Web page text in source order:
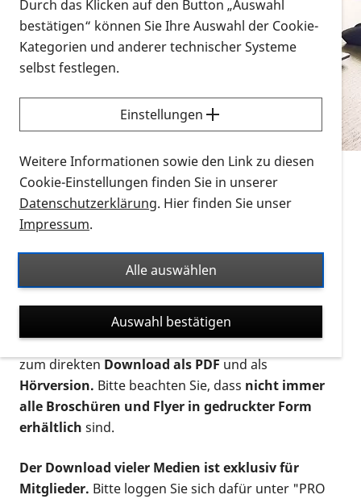
Vorlesen
Alle Infomaterialien in verschiedenen
Formaten an einem Ort
Sie möchten wissen, wie Sie nach Infonmaterial
suchen und dieses bestellen bzw. herunterladen
können? Schauen Sie sich dieErklärvideos zum
Thema Infomaterial auf der PRO RETINA-Website
für blinde und sehbehinderte Menschen an.
Auf dieser Seite finden Sie sämtliches Infomaterial
Ort. Nutzen Sie den Formatfilter, um ausschließlich
nach Flyern und Broschüren, Audios oder Videos zu
suchen. Die meisten Flyer und Broschüren werden in
verschiedenen Formaten angeboten: zur
postalischen Bestellung als gedruckte Variante
zum direktenDownload als PDFund als
Hörversion. Bitte beachten Sie, dass nicht immer
alle Broschüren und Flyer in gedruckter Form
erhältlich sind.
Der Download vieler Medien ist exklusiv für
Mitglieder. Bitte loggen Sie sich dafür unter "PRO
Durch das Klicken auf den Button „Auswahl
bestätigen“ können Sie Ihre Auswahl der Cookie-
Kategorien und anderer technischer Systeme
selbst festlegen.
Einstellungen
Weitere Informationen sowie den Link zu diesen
Cookie-Einstellungen finden Sie in unserer
Datenschutzerklärung. Hier finden Sie unser
Impressum.
Alle auswählen
Auswahl bestätigen